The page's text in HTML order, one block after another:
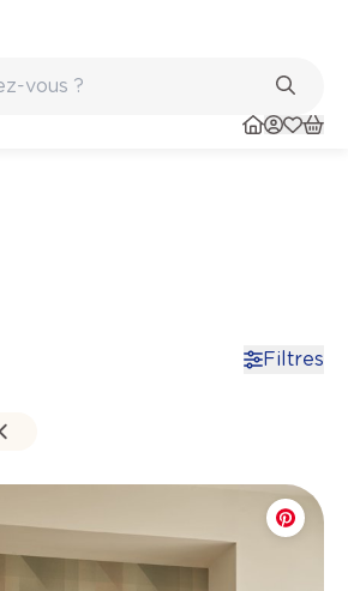
Filtres
votre maison - colora.be